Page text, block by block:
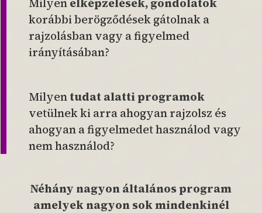
korábbi berögződések gátolnak a
rajzolásban vagy a figyelmed
irányításában?
Milyentudat alatti programok
vetülnek ki arra ahogyan rajzolsz és
ahogyan a figyelmedet használod vagy
nem használod?
Néhány nagyon általános program
amelyek nagyon sok mindenkinél